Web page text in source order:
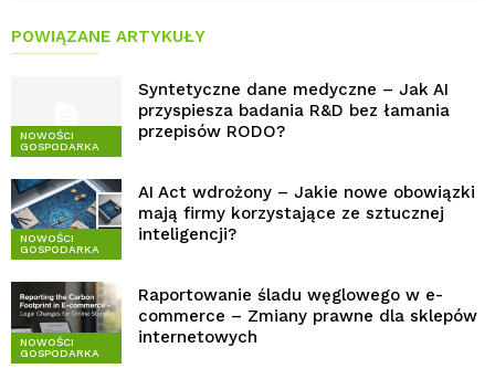
POWIĄZANE ARTYKUŁY
NOWOŚCI
GOSPODARKA
Syntetyczne dane medyczne – Jak AI
przyspiesza badania R&D bez łamania
przepisów RODO?
NOWOŚCI
GOSPODARKA
AI Act wdrożony – Jakie nowe obowiązki
mają firmy korzystające ze sztucznej
inteligencji?
NOWOŚCI
GOSPODARKA
Raportowanie śladu węglowego w e-
commerce – Zmiany prawne dla sklepów
internetowych